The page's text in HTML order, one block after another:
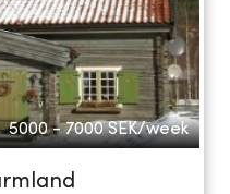
5000 - 7000 SEK/week